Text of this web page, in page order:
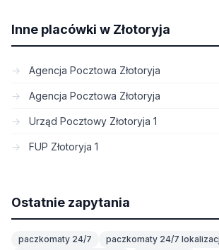
Inne placówki w Złotoryja
Agencja Pocztowa Złotoryja
Agencja Pocztowa Złotoryja
Urząd Pocztowy Złotoryja 1
FUP Złotoryja 1
Ostatnie zapytania
paczkomaty 24/7
paczkomaty 24/7